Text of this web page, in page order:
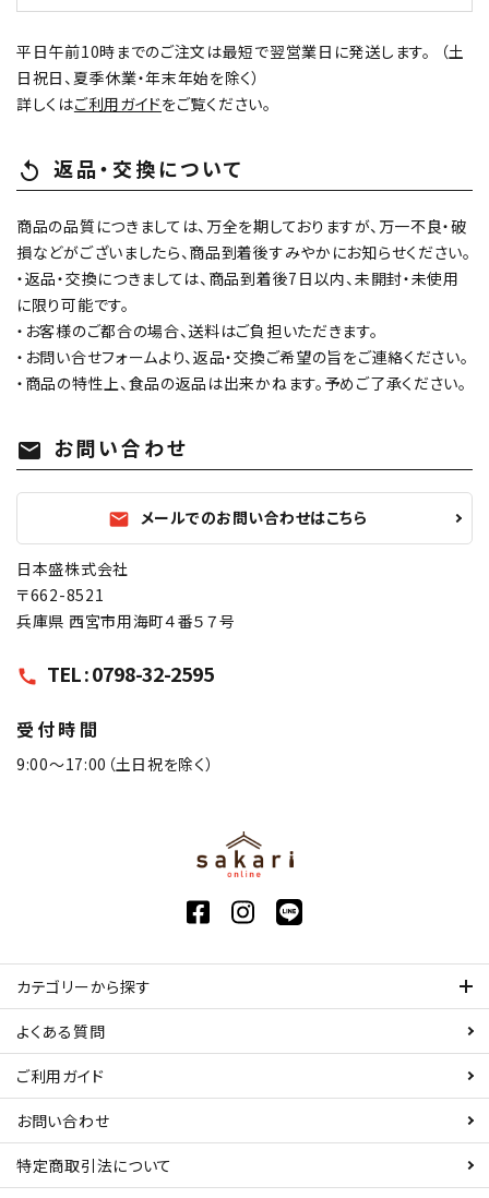
平日午前10時までのご注文は最短で翌営業日に発送します。 （土
日祝日、夏季休業・年末年始を除く）
詳しくはご利用ガイドをご覧ください。
replay 返品・交換について
商品の品質につきましては、万全を期しておりますが、万一不良・破
損などがございましたら、商品到着後すみやかにお知らせください。
・返品・交換につきましては、商品到着後7日以内、未開封・未使用
に限り可能です。
・お客様のご都合の場合、送料はご負担いただきます。
・お問い合せフォームより、返品・交換ご希望の旨をご連絡ください。
・商品の特性上、食品の返品は出来かねます。予めご了承ください。
mail お問い合わせ
mail メールでのお問い合わせはこちら
日本盛株式会社
〒662-8521
兵庫県 西宮市用海町４番５７号
call TEL : 0798-32-2595
受付時間
9:00〜17:00（土日祝を除く）
カテゴリーから探す
よくある質問
ご利用ガイド
お問い合わせ
特定商取引法について